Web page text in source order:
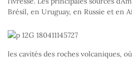
Brésil, en Uruguay, en Russie et en
les cavités des roches volcaniques,